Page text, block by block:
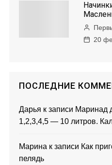
20
ПОСЛЕДНИЕ
Дарья к записи Маринад
1,2,3,4,5 — 10 литров.
Марина к записи Как
пелядь